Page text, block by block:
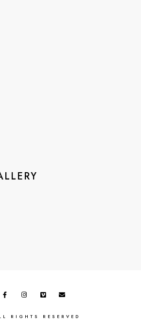
RIGHTS RESERVED